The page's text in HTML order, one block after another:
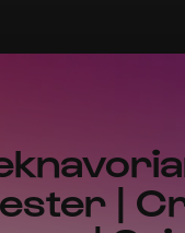
|